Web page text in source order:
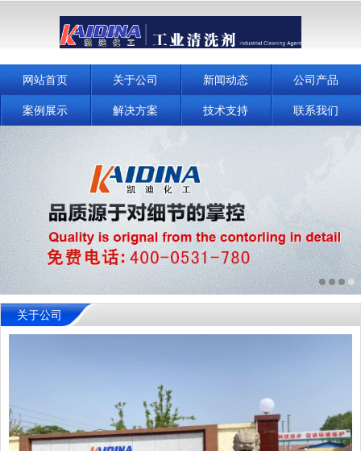
网站首页 关于公司 新闻动态 公司产品
案例展示 解决方案 技术支持 联系我们
关于公司